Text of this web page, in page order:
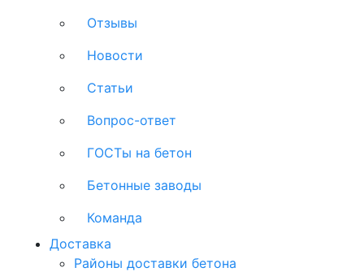
Отзывы
Новости
Статьи
Вопрос-ответ
ГОСТы на бетон
Бетонные заводы
Команда
Доставка
Районы доставки бетона